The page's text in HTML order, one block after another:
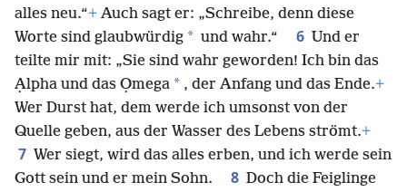
alles neu.“+ Auch sagt er: „Schreibe, denn diese
Worte sind glaubwürdig * und wahr.“ 6 Und er
teilte mir mit: „Sie sind wahr geworden! Ich bin das
Ạlpha und das Ọmega * , der Anfang und das Ende.+
Wer Durst hat, dem werde ich umsonst von der
Quelle geben, aus der Wasser des Lebens strömt.+
7 Wer siegt, wird das alles erben, und ich werde sein
Gott sein und er mein Sohn.
8 Doch die Feiglinge